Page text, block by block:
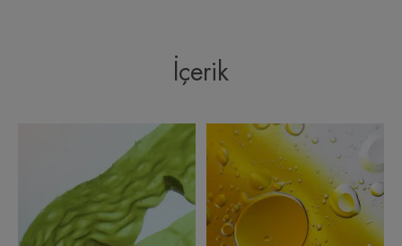
Yaşlanma karşıtı güneş koruyucu
kullanmak isteyen hassas ciltler
dahil olmak üzere tüp cilt tipleri
için kullanıma uygundur. Yalnızca
yetişkinler tarafından kullanılabilir.
İçerik